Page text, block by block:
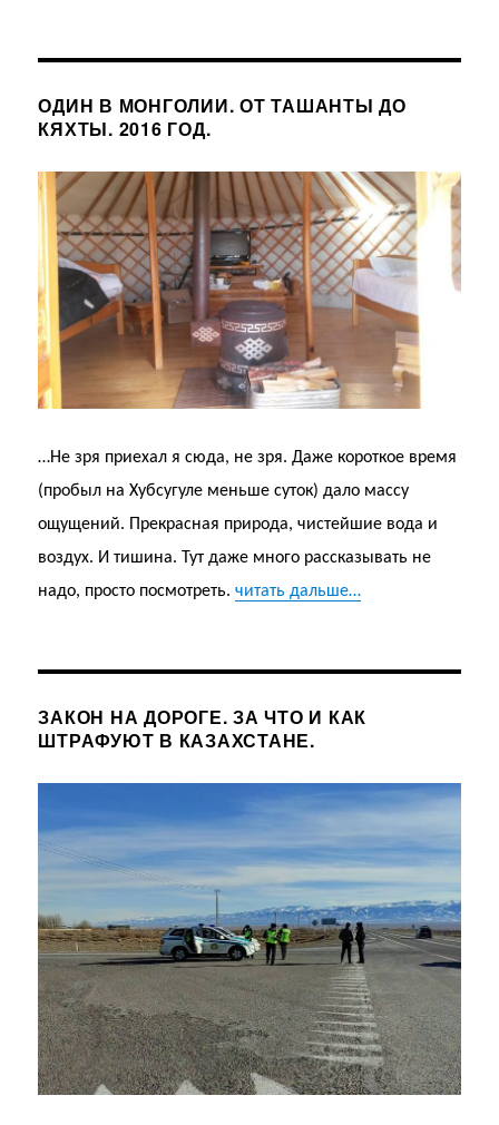
ОДИН В МОНГОЛИИ. ОТ ТАШАНТЫ ДО
КЯХТЫ. 2016 ГОД.
…Не зря приехал я сюда, не зря. Даже короткое время
(пробыл на Хубсугуле меньше суток) дало массу
ощущений. Прекрасная природа, чистейшие вода и
воздух. И тишина. Тут даже много рассказывать не
надо, просто посмотреть.читать дальше…
ЗАКОН НА ДОРОГЕ. ЗА ЧТО И КАК
ШТРАФУЮТ В КАЗАХСТАНЕ.